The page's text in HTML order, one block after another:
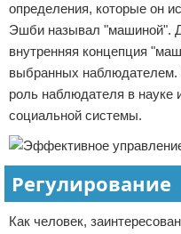
определения, которые он
Эшби называл "машиной".
внутренняя концепция
выбранных
роль наблюдателя в науке
социальной системы.
Регулирование
Как человек,